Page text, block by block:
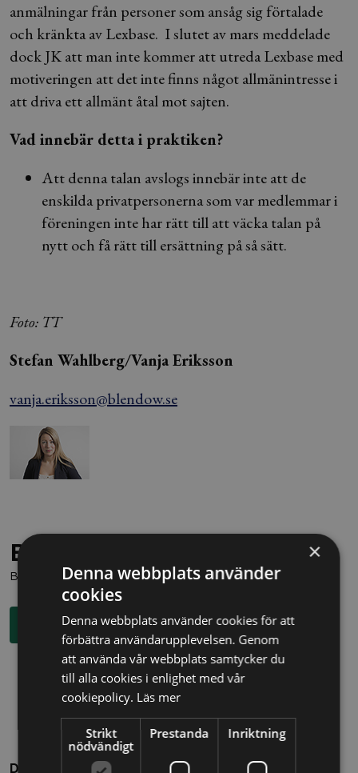
anmälningar från personer som ansåg sig förtalade
och kränkta av Lexbase. I slutet av mars meddelade
dock JK att man inte kommer att utreda Lexbase med
motiveringen att det inte finns något allmänintresse i
att driva ett allmänt åtal mot sajten.
Vad innebär detta i praktiken?
Att denna talan avslogs innebär inte att de
enskilda privatpersonerna som var medlemmar i
föreningen inte har rätt till att väcka talan på
nytt och få rätt till ersättning på så sätt.
Foto: TT
Stefan Wahlberg/Vanja Eriksson
vanja.eriksson@blendow.se
Behöver du juridisk hjälp?
Boka en kostnadsfri konsultation direkt via knappen nedan.
Boka rådgivning
Dela
×
Denna webbplats använder
cookies
Denna webbplats använder cookies för att
förbättra användarupplevelsen. Genom
att använda vår webbplats samtycker du
till alla cookies i enlighet med vår
cookiepolicy. Läs mer
Strikt
nödvändigt
Prestanda Inriktning